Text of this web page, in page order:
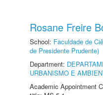
Rosane Freire
School: Faculdade de
de Presidente Prudente)
Department:
URBANISMO E
Academic Appointment